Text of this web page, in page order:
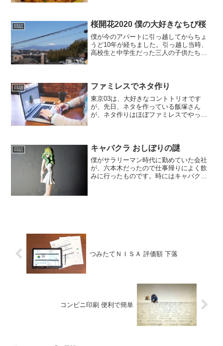
日記 桜開花2020 僕の大好きなちび桜
僕が今のアパートに引っ越してからちょ
うど10年が経ちました。引っ越し当時、
高校生と中学生だった三人の子供たち
す。ちび桜はいつからか目に留まるよう
日記 ファミレスでネタ作り
東京03は、大好きなコントトリオです
が、先日、ネタを作っている飯塚さん
が、ネタ作りはほぼファミレスでやって
りをしているそうで、何時間もいるの
で、ほぼ全部のメニューを食べたそうで
す。
日記 キャバクラ おしぼりの謎
僕がサラリーマン時代に勤めていた会社
が、六本木だったので仕事帰りによく飲
みに行ったものです。時にはキャバクラ
つみたてＮＩＳＡ 評価額 下落
コンビニ印刷 便利で簡単